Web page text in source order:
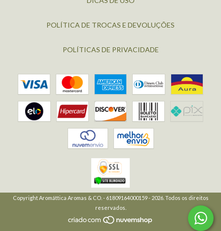
POLÍTICA DE TROCAS E DEVOLUÇÕES
POLÍTICAS DE PRIVACIDADE
Copyright Aromáttica Aromas & CO. - 61809164000159 - 2026. Todos os direitos
reservados.